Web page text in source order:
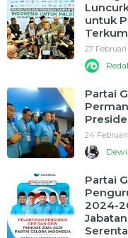
untuk
27 Februari
Partai
24 Februari
Partai
2024-